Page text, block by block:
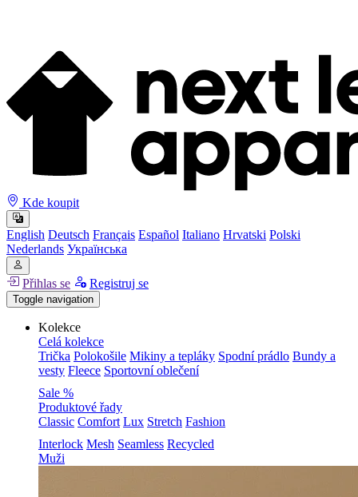
Kde koupit
English Deutsch Français Español Italiano Hrvatski Polski
Nederlands Українська
Přihlas se Registruj se
Toggle navigation
Kolekce
Celá kolekce
Trička Polokošile Mikiny a tepláky Spodní prádlo Bundy a
vesty Fleece Sportovní oblečení
Sale %
Produktové řady
Classic Comfort Lux Stretch Fashion
Interlock Mesh Seamless Recycled
Muži